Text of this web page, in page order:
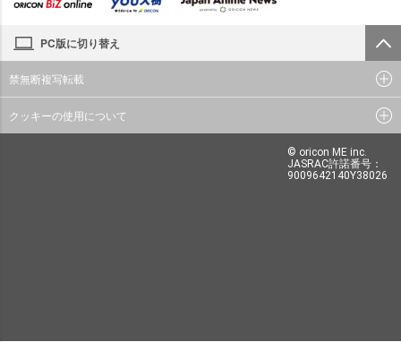
PC版に切り替え
禁無断複写転載
クッキーの使用について
© oricon ME inc.
JASRAC許諾番号：
9009642140Y38026